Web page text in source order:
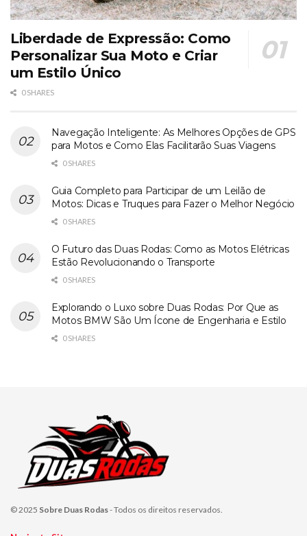
Liberdade de Expressão: Como
Personalizar Sua Moto e Criar
um Estilo Único
0 SHARES
Navegação Inteligente: As Melhores Opções de GPS
para Motos e Como Elas Facilitarão Suas Viagens
0 SHARES
Guia Completo para Participar de um Leilão de
Motos: Dicas e Truques para Fazer o Melhor Negócio
0 SHARES
O Futuro das Duas Rodas: Como as Motos Elétricas
Estão Revolucionando o Transporte
0 SHARES
Explorando o Luxo sobre Duas Rodas: Por Que as
Motos BMW São Um Ícone de Engenharia e Estilo
0 SHARES
© 2025 Sobre Duas Rodas- Todos os direitos reservados.